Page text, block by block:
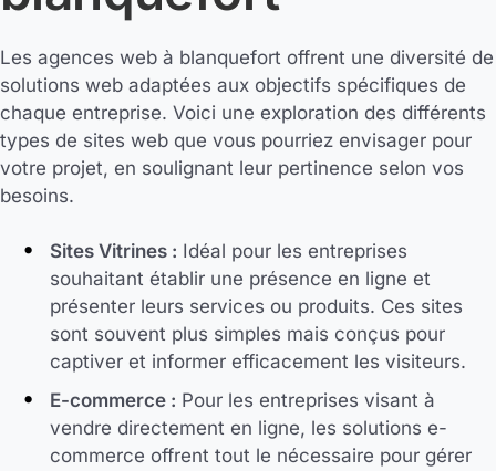
Les agences web à blanquefort offrent une diversité de
solutions web adaptées aux objectifs spécifiques de
chaque entreprise. Voici une exploration des différents
types de sites web que vous pourriez envisager pour
votre projet, en soulignant leur pertinence selon vos
besoins.
Sites Vitrines : Idéal pour les entreprises
souhaitant établir une présence en ligne et
présenter leurs services ou produits. Ces sites
sont souvent plus simples mais conçus pour
captiver et informer efficacement les visiteurs.
E-commerce : Pour les entreprises visant à
vendre directement en ligne, les solutions e-
commerce offrent tout le nécessaire pour gérer